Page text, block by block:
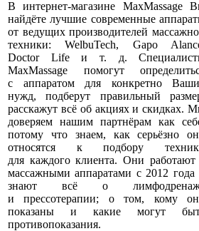
В интернет-магазине MaxMassage
найдёте лучшие современные
от ведущих производителей
техники: WelbuTech, Gapo
Doctor Life и т. д.
MaxMassage помогут
с аппаратом для конкретно
нужд, подберут правильный
расскажут всё об акциях и скидках.
доверяем нашим партнёрам как
потому что знаем, как серьёзно
относятся к подбору
для каждого клиента. Они работают
массажными аппаратами с 2012 года
знают всё о
и прессотерапии; о том, кому
показаны и какие могут
противопоказания.